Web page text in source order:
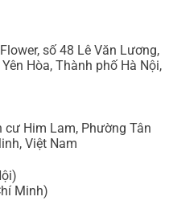
số 48 Lê Văn Lương,
Hòa, Thành phố Hà Nội,
Him Lam, Phường Tân
Việt Nam
Minh)